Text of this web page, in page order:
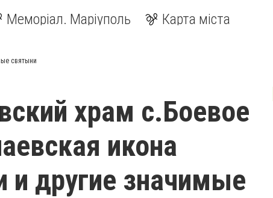
Меморіал. Маріуполь Карта міста
святыни
храм с.Боевое
икона
другие значимые